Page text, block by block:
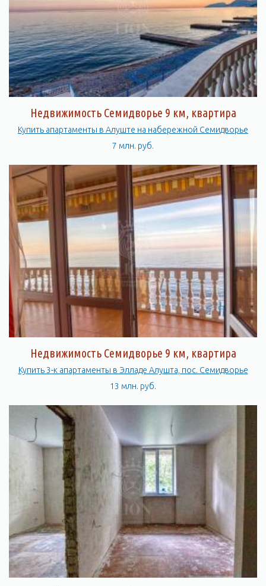
Недвижимость Семидворье 9 км, квартира
Купить апартаменты в Алуште на набережной Семидворье
7 млн. руб.
Недвижимость Семидворье 9 км, квартира
Купить 3-к апартаменты в Элладе Алушта, пос. Семидворье
13 млн. руб.